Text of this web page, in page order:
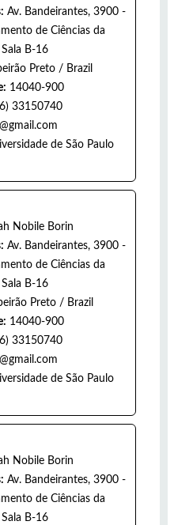
Av. Bandeirantes, 3900 -
de Ciências da
B-16
Preto / Brazil
14040-900
33150740
de São Paulo
Nobile Borin
Av. Bandeirantes, 3900 -
de Ciências da
B-16
Preto / Brazil
14040-900
33150740
de São Paulo
Nobile Borin
Av. Bandeirantes, 3900 -
de Ciências da
B-16